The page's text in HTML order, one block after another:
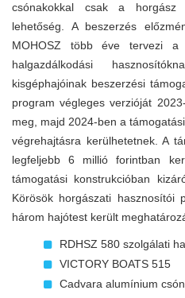
csónakokkal csak a horgász
lehetőség. A beszerzés
MOHOSZ több éve tervezi a
halgazdálkodási
kisgéphajóinak beszerzési
program végleges verzióját
meg, majd 2024-ben a
végrehajtásra kerülhetetnek. A
legfeljebb 6 millió forintban
támogatási konstrukcióban
Körösök horgászati hasznosítói
három hajótest került
RDHSZ 580 szolgálati
VICTORY BOATS 515
Cadvara alumínium